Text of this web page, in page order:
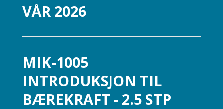
VÅR 2026
MIK-1005
INTRODUKSJON TIL
BÆREKRAFT - 2.5 STP